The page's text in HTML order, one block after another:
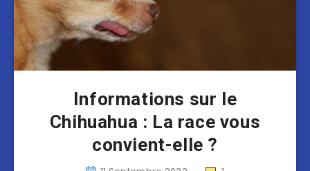
Informations sur le
Chihuahua : La race vous
convient-elle ?